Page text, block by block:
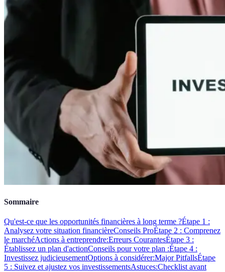
Sommaire
Qu'est-ce que les opportunités financières à long terme ?Étape 1 :
Analysez votre situation financièreConseils ProÉtape 2 : Comprenez
le marchéActions à entreprendre:Erreurs CourantesÉtape 3 :
Établissez un plan d'actionConseils pour votre plan :Étape 4 :
Investissez judicieusementOptions à considérer:Major PitfallsÉtape
5 : Suivez et ajustez vos investissementsAstuces:Checklist avant